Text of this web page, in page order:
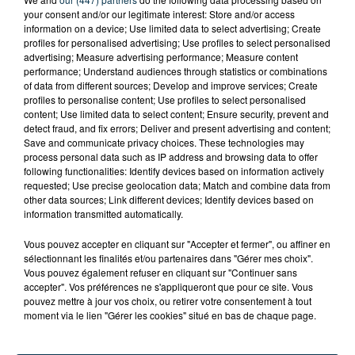
TITRES DIFFUSÉS
15h30
15h30 15h26
15h26
your consent and/or our legitimate interest: Store and/or access
information on a device; Use limited data to select advertising; Create
profiles for personalised advertising; Use profiles to select personalised
advertising; Measure advertising performance; Measure content
performance; Understand audiences through statistics or combinations
of data from different sources; Develop and improve services; Create
profiles to personalise content; Use profiles to select personalised
content; Use limited data to select content; Ensure security, prevent and
detect fraud, and fix errors; Deliver and present advertising and content;
Save and communicate privacy choices. These technologies may
process personal data such as IP address and browsing data to offer
following functionalities: Identify devices based on information actively
requested; Use precise geolocation data; Match and combine data from
other data sources; Link different devices; Identify devices based on
information transmitted automatically.
Vous pouvez accepter en cliquant sur "Accepter et fermer", ou affiner en
sélectionnant les finalités et/ou partenaires dans "Gérer mes choix".
Vous pouvez également refuser en cliquant sur "Continuer sans
accepter". Vos préférences ne s'appliqueront que pour ce site. Vous
pouvez mettre à jour vos choix, ou retirer votre consentement à tout
moment via le lien "Gérer les cookies" situé en bas de chaque page.